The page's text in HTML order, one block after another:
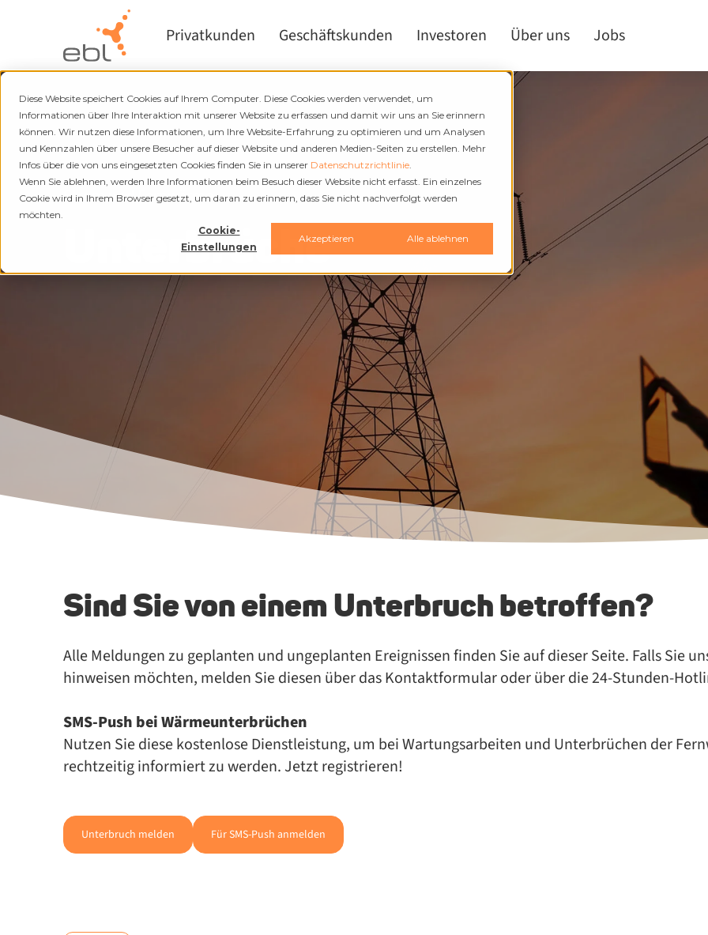
Diese Website speichert Cookies auf Ihrem Computer. Diese Cookies werden verwendet, um
Informationen über Ihre Interaktion mit unserer Website zu erfassen und damit wir uns an Sie erinnern
können. Wir nutzen diese Informationen, um Ihre Website-Erfahrung zu optimieren und um Analysen
und Kennzahlen über unsere Besucher auf dieser Website und anderen Medien-Seiten zu erstellen. Mehr
Infos über die von uns eingesetzten Cookies finden Sie in unserer Datenschutzrichtlinie.
Wenn Sie ablehnen, werden Ihre Informationen beim Besuch dieser Website nicht erfasst. Ein einzelnes
Cookie wird in Ihrem Browser gesetzt, um daran zu erinnern, dass Sie nicht nachverfolgt werden
möchten.
Cookie-
Einstellungen
Akzeptieren Alle ablehnen
Privatkunden Geschäftskunden Investoren Über uns Jobs
Strom und Fernwärme
Unterbrüche
Sind Sie von einem Unterbruch betroffen?
Alle Mel­dun­gen zu ge­plan­ten und un­ge­plan­ten Er­eig­nis­sen fin­den Sie auf die­ser Sei­te. Falls Sie
hin­wei­sen möch­ten, mel­den Sie die­sen über das Kontaktformular oder über die 24-Stun­den-
SMS-Push bei Wär­me­un­ter­brü­chen
Nut­zen Sie die­se kos­ten­lo­se Dienst­leis­tung, um bei War­tungs­ar­bei­ten und Un­ter­brü­chen der
recht­zei­tig in­for­miert zu wer­den. Jetzt registrieren!
Unterbruch melden Für SMS-Push anmelden